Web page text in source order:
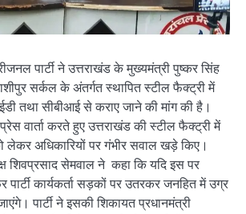
पार्टी ने उत्तराखंड के मुख्यमंत्री पुष्कर सिंह
सर्कल के अंतर्गत स्थापित स्टील फैक्ट्री में
तथा सीबीआई से कराए जाने की मांग की है।
वार्ता करते हुए उत्तराखंड की स्टील फैक्ट्री में
लेकर अधिकारियों पर गंभीर सवाल खड़े किए।
शिवप्रसाद सेमवाल ने कहा कि यदि इस पर
पार्टी कार्यकर्ता सड़कों पर उतरकर जनहित में उग्र
पार्टी ने इसकी शिकायत प्रधानमंत्री